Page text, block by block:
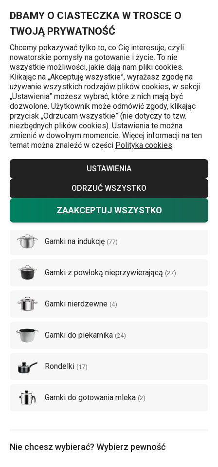
DBAMY O CIASTECZKA W TROSCE O
TWOJĄ PRYWATNOŚĆ
Chcemy pokazywać tylko to, co Cię interesuje, czyli
nowatorskie pomysły na gotowanie i życie. To nie
wszystkie możliwości, jakie dają nam pliki cookies.
Klikając na „Akceptuję wszystkie”, wyrażasz zgodę na
używanie wszystkich rodzajów plików cookies, w sekcji
„Ustawienia” możesz wybrać, które z nich mają być
dozwolone. Użytkownik może odmówić zgody, klikając
przycisk „Odrzucam wszystkie” (nie dotyczy to tzw.
niezbędnych plików cookies). Ustawienia te można
zmienić w dowolnym momencie. Więcej informacji na ten
temat można znaleźć w części Polityka cookies.
USTAWIENIA
ODRZUĆ WSZYSTKO
ZAAKCEPTUJ WSZYSTKO
Gotowanie
Naczynia do gotowania
Bez porządnych garnków i patelni ani rusz! Jeśli chcesz
dodatkowo gotować szybko i oszczędnie w Twoim domu
nie może zabraknąć dobrego szybkowaru. Doskonale
zdajemy sobie z tego sprawę i dlatego nasza ofertach
produktów przeznaczonych do gotowania jest
maksymalnie szeroka i różnorodna. Przekonaj się sam.
Wysokiej jakości materiały, ponadczasowy design, szereg
użytecznych funkci oraz długa gwarancja - to wszystko
reprezentują garnki TESCOMA. Możesz wybrać na
garnki z powłoką antyadhezyjną
Garnki(80)
Garnki na indukcję (77)
Garnki z powłoką nieprzywierającą (27)
Garnki nierdzewne (4)
Garnki do piekarnika (24)
Rondelki (17)
Garnki do gotowania mleka (2)
Nie chcesz wybierać? Wybierz pewność